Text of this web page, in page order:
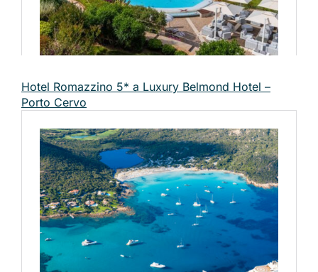
Hotel Romazzino 5* a Luxury Belmond Hotel –
Porto Cervo